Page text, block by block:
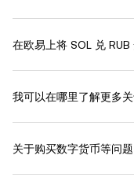
在欧易上将 SOL 兑 RUB
我可以在哪里了解更多
关于购买数字货币等问